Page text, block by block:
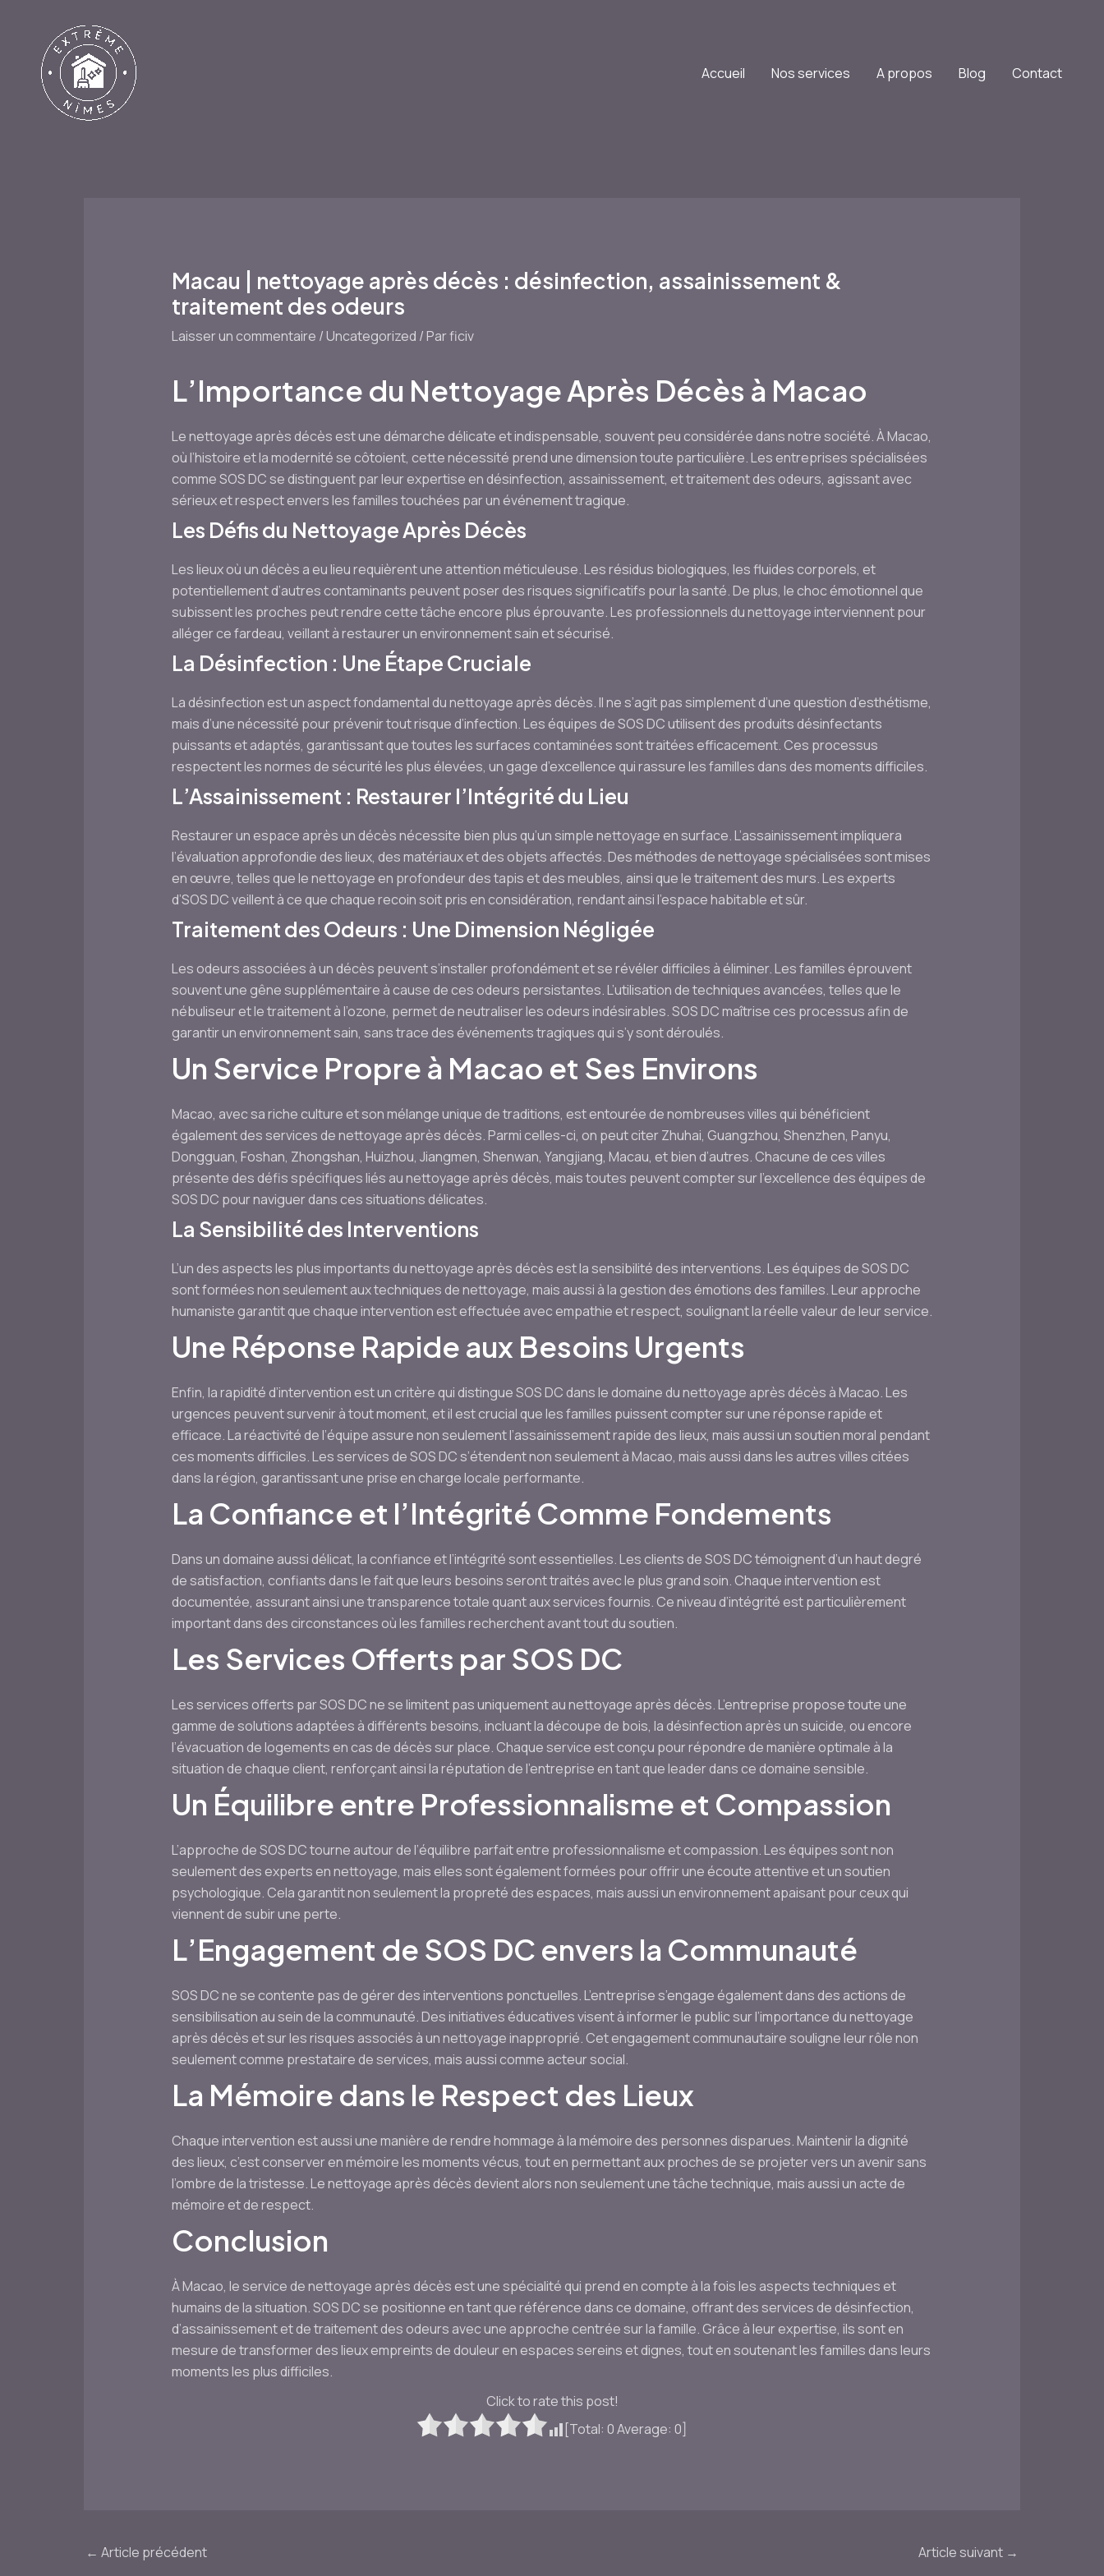
contenu
Accueil
Nos services A propos Blog Contact
Macau | nettoyage après décès : désinfection, assainissement &
traitement des odeurs
Laisser un commentaire /Uncategorized / Parficiv
L’Importance du Nettoyage Après Décès à Macao
Le nettoyage après décès est une démarche délicate et indispensable, souvent peu considérée dans notre société. À Macao,
où l’histoire et la modernité se côtoient, cette nécessité prend une dimension toute particulière. Les entreprises spécialisées
comme SOS DC se distinguent par leur expertise en désinfection, assainissement, et traitement des odeurs, agissant avec
sérieux et respect envers les familles touchées par un événement tragique.
Les Défis du Nettoyage Après Décès
Les lieux où un décès a eu lieu requièrent une attention méticuleuse. Les résidus biologiques, les fluides corporels, et
potentiellement d’autres contaminants peuvent poser des risques significatifs pour la santé. De plus, le choc émotionnel que
subissent les proches peut rendre cette tâche encore plus éprouvante. Les professionnels du nettoyage interviennent pour
alléger ce fardeau, veillant à restaurer un environnement sain et sécurisé.
La Désinfection : Une Étape Cruciale
La désinfection est un aspect fondamental du nettoyage après décès. Il ne s’agit pas simplement d’une question d’esthétisme,
mais d’une nécessité pour prévenir tout risque d’infection. Les équipes de SOS DC utilisent des produits désinfectants
puissants et adaptés, garantissant que toutes les surfaces contaminées sont traitées efficacement. Ces processus
respectent les normes de sécurité les plus élevées, un gage d’excellence qui rassure les familles dans des moments difficiles.
L’Assainissement : Restaurer l’Intégrité du Lieu
Restaurer un espace après un décès nécessite bien plus qu’un simple nettoyage en surface. L’assainissement impliquera
l’évaluation approfondie des lieux, des matériaux et des objets affectés. Des méthodes de nettoyage spécialisées sont mises
en œuvre, telles que le nettoyage en profondeur des tapis et des meubles, ainsi que le traitement des murs. Les experts
d’SOS DC veillent à ce que chaque recoin soit pris en considération, rendant ainsi l’espace habitable et sûr.
Traitement des Odeurs : Une Dimension Négligée
Les odeurs associées à un décès peuvent s’installer profondément et se révéler difficiles à éliminer. Les familles éprouvent
souvent une gêne supplémentaire à cause de ces odeurs persistantes. L’utilisation de techniques avancées, telles que le
nébuliseur et le traitement à l’ozone, permet de neutraliser les odeurs indésirables. SOS DC maîtrise ces processus afin de
garantir un environnement sain, sans trace des événements tragiques qui s’y sont déroulés.
Un Service Propre à Macao et Ses Environs
Macao, avec sa riche culture et son mélange unique de traditions, est entourée de nombreuses villes qui bénéficient
également des services de nettoyage après décès. Parmi celles-ci, on peut citer Zhuhai, Guangzhou, Shenzhen, Panyu,
Dongguan, Foshan, Zhongshan, Huizhou, Jiangmen, Shenwan, Yangjiang, Macau, et bien d’autres. Chacune de ces villes
présente des défis spécifiques liés au nettoyage après décès, mais toutes peuvent compter sur l’excellence des équipes de
SOS DC pour naviguer dans ces situations délicates.
La Sensibilité des Interventions
L’un des aspects les plus importants du nettoyage après décès est la sensibilité des interventions. Les équipes de SOS DC
sont formées non seulement aux techniques de nettoyage, mais aussi à la gestion des émotions des familles. Leur approche
humaniste garantit que chaque intervention est effectuée avec empathie et respect, soulignant la réelle valeur de leur service.
Une Réponse Rapide aux Besoins Urgents
Enfin, la rapidité d’intervention est un critère qui distingue SOS DC dans le domaine du nettoyage après décès à Macao. Les
urgences peuvent survenir à tout moment, et il est crucial que les familles puissent compter sur une réponse rapide et
efficace. La réactivité de l’équipe assure non seulement l’assainissement rapide des lieux, mais aussi un soutien moral pendant
ces moments difficiles. Les services de SOS DC s’étendent non seulement à Macao, mais aussi dans les autres villes citées
dans la région, garantissant une prise en charge locale performante.
La Confiance et l’Intégrité Comme Fondements
Dans un domaine aussi délicat, la confiance et l’intégrité sont essentielles. Les clients de SOS DC témoignent d’un haut degré
de satisfaction, confiants dans le fait que leurs besoins seront traités avec le plus grand soin. Chaque intervention est
documentée, assurant ainsi une transparence totale quant aux services fournis. Ce niveau d’intégrité est particulièrement
important dans des circonstances où les familles recherchent avant tout du soutien.
Les Services Offerts par SOS DC
Les services offerts par SOS DC ne se limitent pas uniquement au nettoyage après décès. L’entreprise propose toute une
gamme de solutions adaptées à différents besoins, incluant la découpe de bois, la désinfection après un suicide, ou encore
l’évacuation de logements en cas de décès sur place. Chaque service est conçu pour répondre de manière optimale à la
situation de chaque client, renforçant ainsi la réputation de l’entreprise en tant que leader dans ce domaine sensible.
Un Équilibre entre Professionnalisme et Compassion
L’approche de SOS DC tourne autour de l’équilibre parfait entre professionnalisme et compassion. Les équipes sont non
seulement des experts en nettoyage, mais elles sont également formées pour offrir une écoute attentive et un soutien
psychologique. Cela garantit non seulement la propreté des espaces, mais aussi un environnement apaisant pour ceux qui
viennent de subir une perte.
L’Engagement de SOS DC envers la Communauté
SOS DC ne se contente pas de gérer des interventions ponctuelles. L’entreprise s’engage également dans des actions de
sensibilisation au sein de la communauté. Des initiatives éducatives visent à informer le public sur l’importance du nettoyage
après décès et sur les risques associés à un nettoyage inapproprié. Cet engagement communautaire souligne leur rôle non
seulement comme prestataire de services, mais aussi comme acteur social.
La Mémoire dans le Respect des Lieux
Chaque intervention est aussi une manière de rendre hommage à la mémoire des personnes disparues. Maintenir la dignité
des lieux, c’est conserver en mémoire les moments vécus, tout en permettant aux proches de se projeter vers un avenir sans
l’ombre de la tristesse. Le nettoyage après décès devient alors non seulement une tâche technique, mais aussi un acte de
mémoire et de respect.
Conclusion
À Macao, le service de nettoyage après décès est une spécialité qui prend en compte à la fois les aspects techniques et
humains de la situation. SOS DC se positionne en tant que référence dans ce domaine, offrant des services de désinfection,
d’assainissement et de traitement des odeurs avec une approche centrée sur la famille. Grâce à leur expertise, ils sont en
mesure de transformer des lieux empreints de douleur en espaces sereins et dignes, tout en soutenant les familles dans leurs
moments les plus difficiles.
Click to rate this post!
[Total: 0Average: 0]
Navigation
← Article précédent Article suivant →